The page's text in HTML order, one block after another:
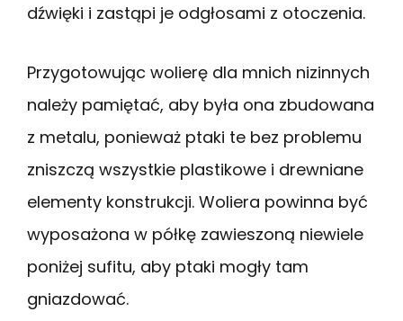
dźwięki i zastąpi je odgłosami z otoczenia.
Przygotowując wolierę dla mnich nizinnych
należy pamiętać, aby była ona zbudowana
z metalu, ponieważ ptaki te bez problemu
zniszczą wszystkie plastikowe i drewniane
elementy konstrukcji. Woliera powinna być
wyposażona w półkę zawieszoną niewiele
poniżej sufitu, aby ptaki mogły tam
gniazdować.